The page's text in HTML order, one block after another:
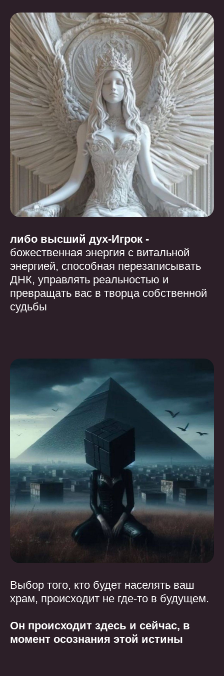
либо высший дух-Игрок -
божественная энергия с витальной
энергией, способная перезаписывать
ДНК, управлять реальностью и
превращать вас в творца собственной
судьбы
Выбор того, кто будет населять ваш
храм, происходит не где-то в будущем.
Он происходит здесь и сейчас, в
момент осознания этой истины